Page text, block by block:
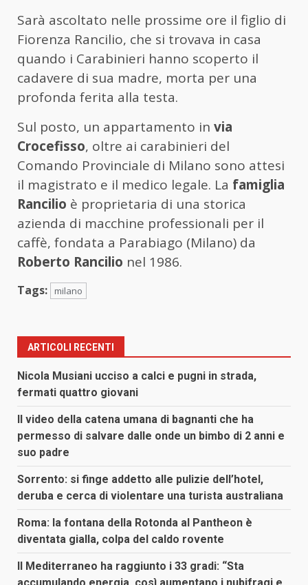
Sarà ascoltato nelle prossime ore il figlio di
Fiorenza Rancilio, che si trovava in casa
quando i Carabinieri hanno scoperto il
cadavere di sua madre, morta per una
profonda ferita alla testa.
Sul posto, un appartamento in via
Crocefisso, oltre ai carabinieri del
Comando Provinciale di Milano sono attesi
il magistrato e il medico legale. La famiglia
Rancilio è proprietaria di una storica
azienda di macchine professionali per il
caffè, fondata a Parabiago (Milano) da
Roberto Rancilio nel 1986.
Tags: milano
ARTICOLI RECENTI
Nicola Musiani ucciso a calci e pugni in strada,
fermati quattro giovani
Il video della catena umana di bagnanti che ha
permesso di salvare dalle onde un bimbo di 2 anni e
suo padre
Sorrento: si finge addetto alle pulizie dell’hotel,
deruba e cerca di violentare una turista australiana
Roma: la fontana della Rotonda al Pantheon è
diventata gialla, colpa del caldo rovente
Il Mediterraneo ha raggiunto i 33 gradi: “Sta
accumulando energia, così aumentano i nubifragi e